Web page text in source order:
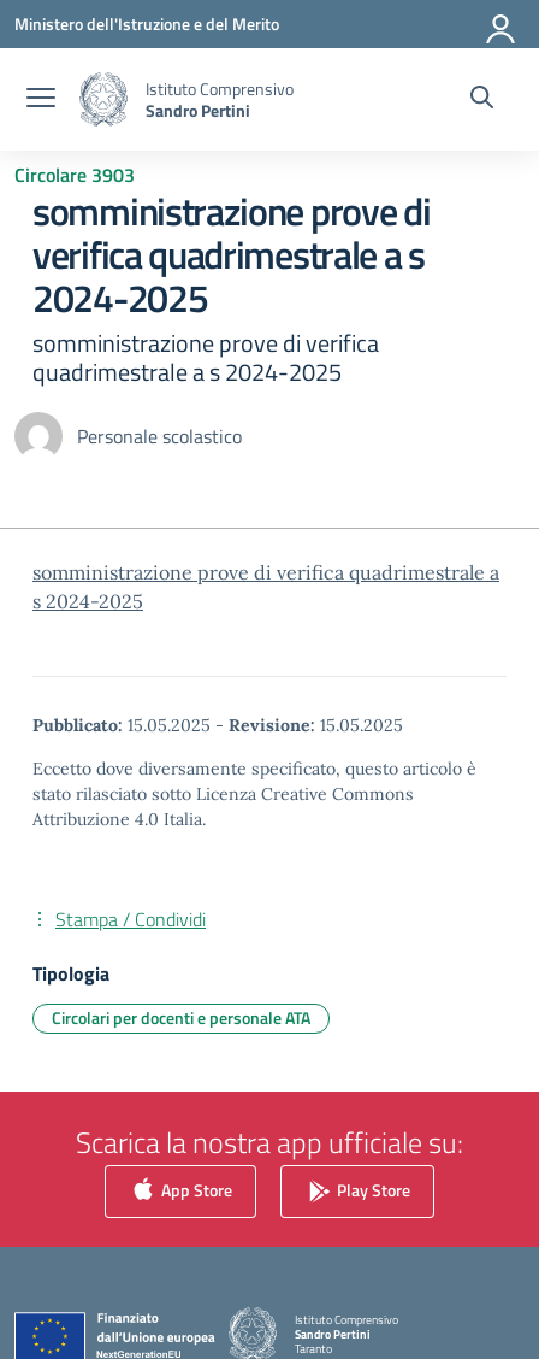
Vai ai contenuti
Vai al menu di navigazione
Vai al footer
Ministero dell'Istruzione e del Merito
Istituto Comprensivo
Sandro Pertini
Circolare 3903
somministrazione prove di
verifica quadrimestrale a s
2024-2025
somministrazione prove di verifica
quadrimestrale a s 2024-2025
Personale scolastico
somministrazione prove di verifica quadrimestrale a
s 2024-2025
Pubblicato: 15.05.2025 - Revisione: 15.05.2025
Eccetto dove diversamente specificato, questo articolo è
stato rilasciato sotto Licenza Creative Commons
Attribuzione 4.0 Italia.
Stampa / Condividi
Tipologia
Circolari per docenti e personale ATA
Scarica la nostra app ufficiale su:
App Store Play Store
Istituto Comprensivo
Sandro Pertini
Taranto